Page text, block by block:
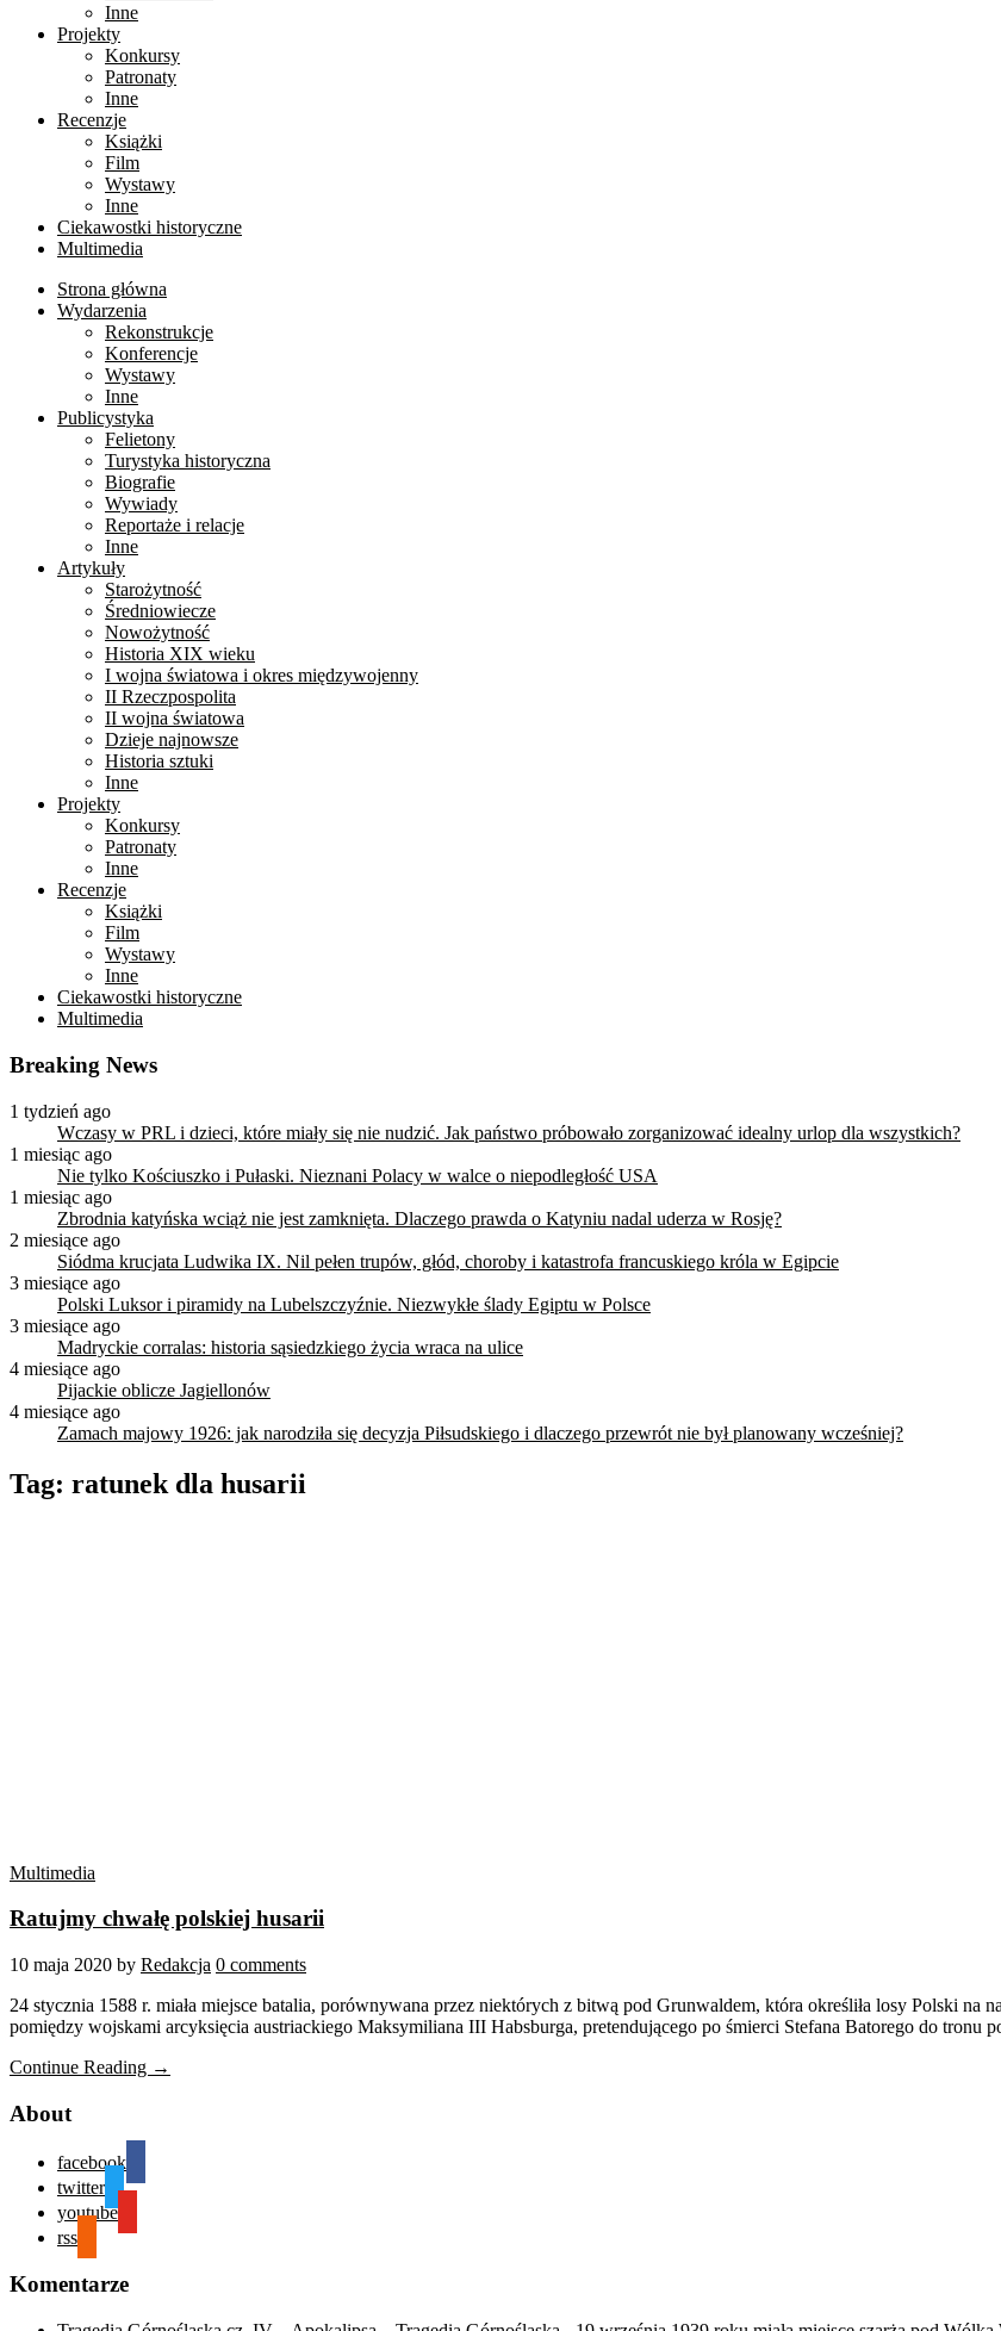
Inne
Projekty
Konkursy
Patronaty
Inne
Recenzje
Książki
Film
Wystawy
Inne
Ciekawostki historyczne
Multimedia
Strona główna
Wydarzenia
Rekonstrukcje
Konferencje
Wystawy
Inne
Publicystyka
Felietony
Turystyka historyczna
Biografie
Wywiady
Reportaże i relacje
Inne
Artykuły
Starożytność
Średniowiecze
Nowożytność
Historia XIX wieku
I wojna światowa i okres międzywojenny
II Rzeczpospolita
II wojna światowa
Dzieje najnowsze
Historia sztuki
Inne
Projekty
Konkursy
Patronaty
Inne
Recenzje
Książki
Film
Wystawy
Inne
Ciekawostki historyczne
Multimedia
Breaking News
1 tydzień ago
Wczasy w PRL i dzieci, które miały się nie nudzić. Jak państwo próbowało zorganizować idealny urlop dla wszystkich?
1 miesiąc ago
Nie tylko Kościuszko i Pułaski. Nieznani Polacy w walce o niepodległość USA
1 miesiąc ago
Zbrodnia katyńska wciąż nie jest zamknięta. Dlaczego prawda o Katyniu nadal uderza w Rosję?
2 miesiące ago
Siódma krucjata Ludwika IX. Nil pełen trupów, głód, choroby i katastrofa francuskiego króla w Egipcie
3 miesiące ago
Polski Luksor i piramidy na Lubelszczyźnie. Niezwykłe ślady Egiptu w Polsce
3 miesiące ago
Madryckie corralas: historia sąsiedzkiego życia wraca na ulice
4 miesiące ago
Pijackie oblicze Jagiellonów
4 miesiące ago
Zamach majowy 1926: jak narodziła się decyzja Piłsudskiego i dlaczego przewrót nie był planowany wcześniej?
Tag: ratunek dla husarii
Multimedia
Ratujmy chwałę polskiej husarii
10 maja 2020 by Redakcja 0 comments
24 stycznia 1588 r. miała miejsce batalia, porównywana przez niektórych z bitwą pod Grunwaldem, która określiła losy Polski na
pomiędzy wojskami arcyksięcia austriackiego Maksymiliana III Habsburga, pretendującego po śmierci Stefana Batorego do
Continue Reading →
About
facebook
twitter
youtube
rss
Komentarze